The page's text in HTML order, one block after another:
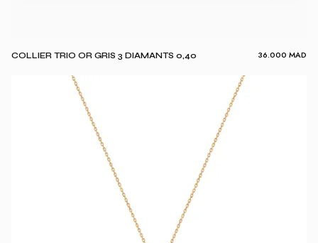
COLLIER TRIO OR GRIS 3 DIAMANTS 0,40 36.000 MAD